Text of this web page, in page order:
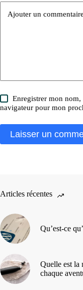
Ajouter un commentaire
Enregistrer mon
navigateur pour mon
Laisser un
Articles récentes
Qu’est-ce
Quelle est la
chaque